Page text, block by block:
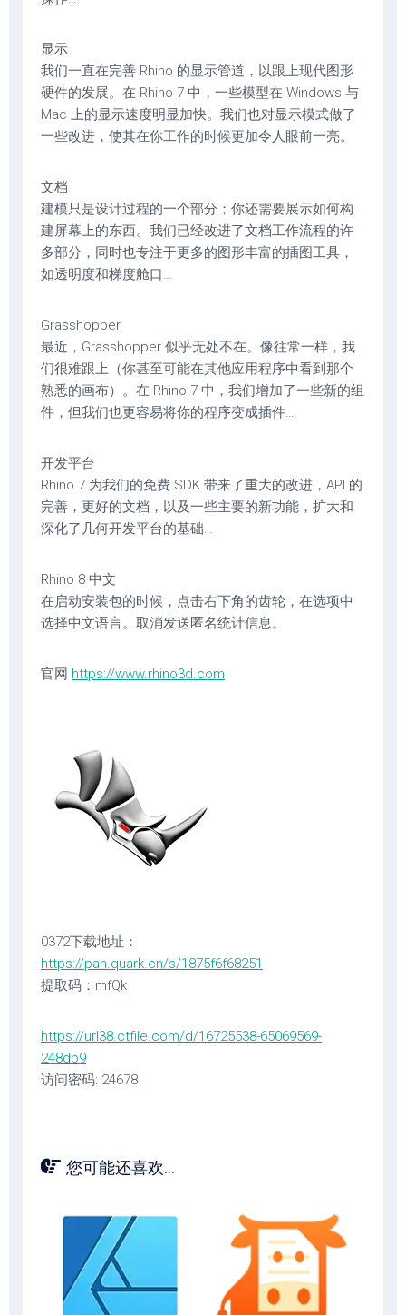
显示
我们一直在完善 Rhino 的显示管道，以跟上现代图形
硬件的发展。在 Rhino 7 中，一些模型在 Windows 与
Mac 上的显示速度明显加快。我们也对显示模式做了
一些改进，使其在你工作的时候更加令人眼前一亮。
文档
建模只是设计过程的一个部分；你还需要展示如何构
建屏幕上的东西。我们已经改进了文档工作流程的许
多部分，同时也专注于更多的图形丰富的插图工具，
如透明度和梯度舱口…
Grasshopper
最近，Grasshopper 似乎无处不在。像往常一样，我
们很难跟上（你甚至可能在其他应用程序中看到那个
熟悉的画布）。在 Rhino 7 中，我们增加了一些新的组
件，但我们也更容易将你的程序变成插件…
开发平台
Rhino 7 为我们的免费 SDK 带来了重大的改进，API 的
完善，更好的文档，以及一些主要的新功能，扩大和
深化了几何开发平台的基础…
Rhino 8 中文
在启动安装包的时候，点击右下角的齿轮，在选项中
选择中文语言。取消发送匿名统计信息。
官网 https://www.rhino3d.com
0372下载地址：
https://pan.quark.cn/s/1875f6f68251
提取码：mfQk
https://url38.ctfile.com/d/16725538-65069569-
248db9
访问密码: 24678
您可能还喜欢...